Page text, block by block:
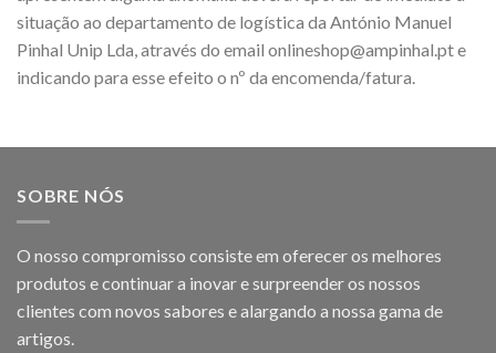
situação ao departamento de logística da António Manuel
Pinhal Unip Lda, através do email onlineshop@ampinhal.pt e
indicando para esse efeito o nº da encomenda/fatura.
SOBRE NÓS
O nosso compromisso consiste em oferecer os melhores
produtos e continuar a inovar e surpreender os nossos
clientes com novos sabores e alargando a nossa gama de
artigos.